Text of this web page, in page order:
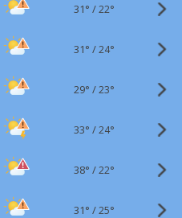
31° /22°
31° /24°
29° /23°
33° /24°
38° /22°
31° /25°